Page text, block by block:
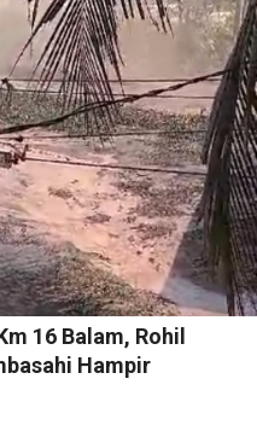
16 Balam, Rohil
Hampir